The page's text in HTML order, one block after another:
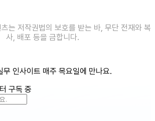
는 저작권법의 보호를 받는 바, 무단 전재와 복
사, 배포 등을 금합니다.
무 인사이트 매주 목요일에 만나요.
구독 중